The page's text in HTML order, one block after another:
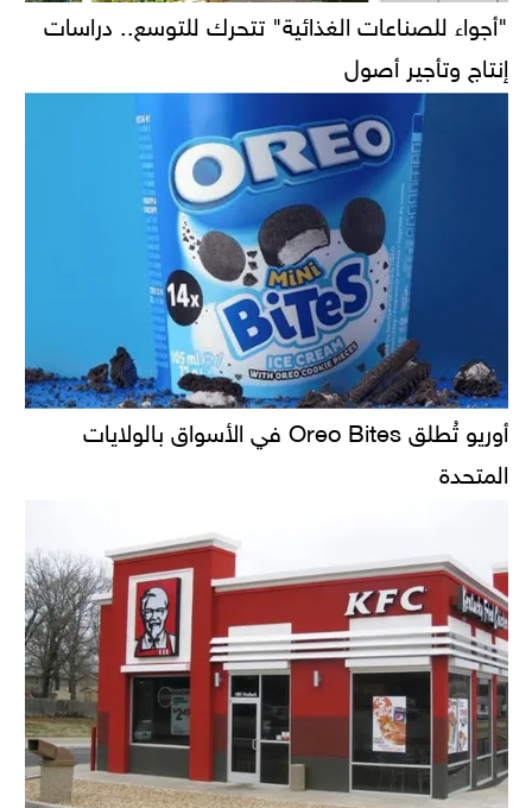
"أجواء للصناعات الغذائية" تتحرك للتوسع.. دراسات
إنتاج وتأجير أصول
أوريو تُطلق Oreo Bites في الأسواق بالولايات
المتحدة